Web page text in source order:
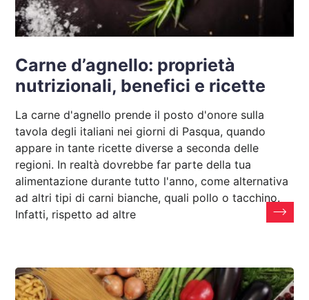
Carne d’agnello: proprietà
nutrizionali, benefici e ricette
La carne d'agnello prende il posto d'onore sulla
tavola degli italiani nei giorni di Pasqua, quando
appare in tante ricette diverse a seconda delle
regioni. In realtà dovrebbe far parte della tua
alimentazione durante tutto l'anno, come alternativa
ad altri tipi di carni bianche, quali pollo o tacchino.
Infatti, rispetto ad altre